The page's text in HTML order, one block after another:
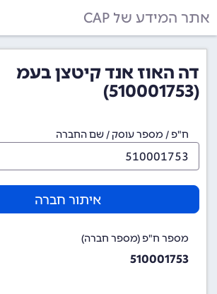
אתר המידע של CAP
דה האוז אנד קיטצן בעמ
(510001753)
ח"פ / מספר עוסק / שם החברה
איתור חברה
מספר ח"פ (מספר חברה)
510001753